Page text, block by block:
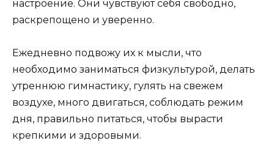
настроение. Они чувствуют себя свободно,
раскрепощено и уверенно.
Ежедневно подвожу их к мысли, что
необходимо заниматься физкультурой, делать
утреннюю гимнастику, гулять на свежем
воздухе, много двигаться, соблюдать режим
дня, правильно питаться, чтобы вырасти
крепкими и здоровыми.